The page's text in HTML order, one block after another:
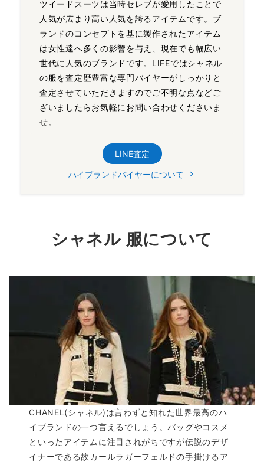
ツイードスーツは当時セレブが愛用したことで
人気が広まり高い人気を誇るアイテムです。ブ
ランドのコンセプトを基に製作されたアイテム
は女性達へ多くの影響を与え、現在でも幅広い
世代に人気のブランドです。LIFEではシャネル
の服を査定歴豊富な専門バイヤーがしっかりと
査定させていただきますのでご不明な点などご
ざいましたらお気軽にお問い合わせくださいま
せ。
LINE査定
ハイブランドバイヤーについて
シャネル 服について
CHANEL(シャネル)は言わずと知れた世界最高のハ
イブランドの一つ言えるでしょう。バッグやコスメ
といったアイテムに注目されがちですが伝説のデザ
イナーである故カールラガーフェルドの手掛けるア